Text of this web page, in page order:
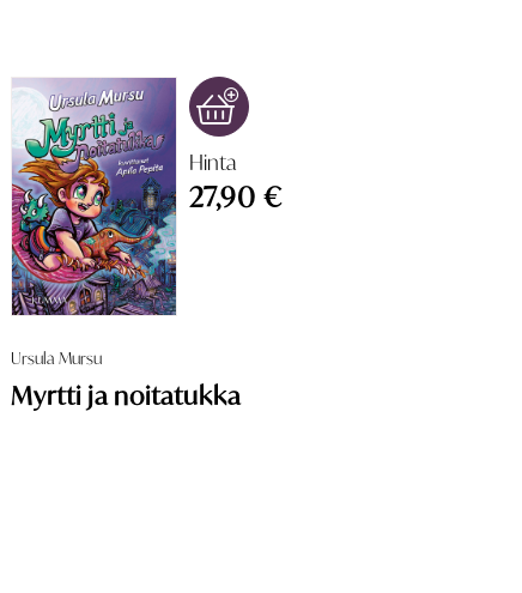
Hinta
27,90 €
Ursula Mursu
Myrtti ja noitatukka